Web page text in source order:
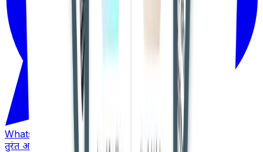
WhatsApp
तुरंत अपडेट पाएं